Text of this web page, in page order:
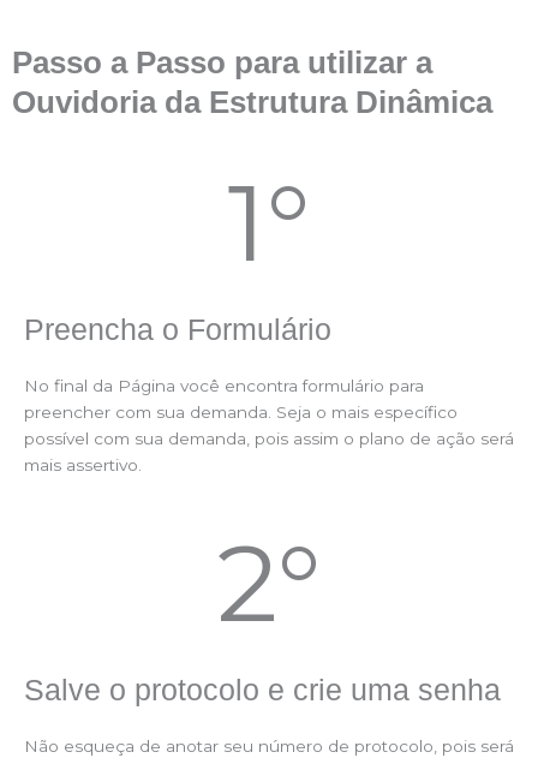
Passo a Passo para utilizar a
Ouvidoria da Estrutura Dinâmica
1°
Preencha o Formulário
No final da Página você encontra formulário para
preencher com sua demanda. Seja o mais específico
possível com sua demanda, pois assim o plano de ação será
mais assertivo.
2°
Salve o protocolo e crie uma senha
Não esqueça de anotar seu número de protocolo, pois será